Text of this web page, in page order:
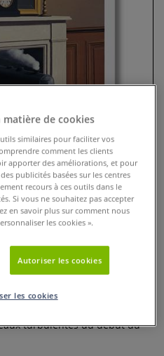
turbulentes du début du
matière de cookies
similaires pour faciliter vos
comment les clients
apporter des améliorations, et pour
publicités basées sur les centres
recours à ces outils dans le
Si vous ne souhaitez pas accepter
en savoir plus sur comment nous
les cookies ».
Autoriser les cookies
les cookies